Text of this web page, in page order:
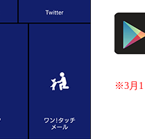
※3月1